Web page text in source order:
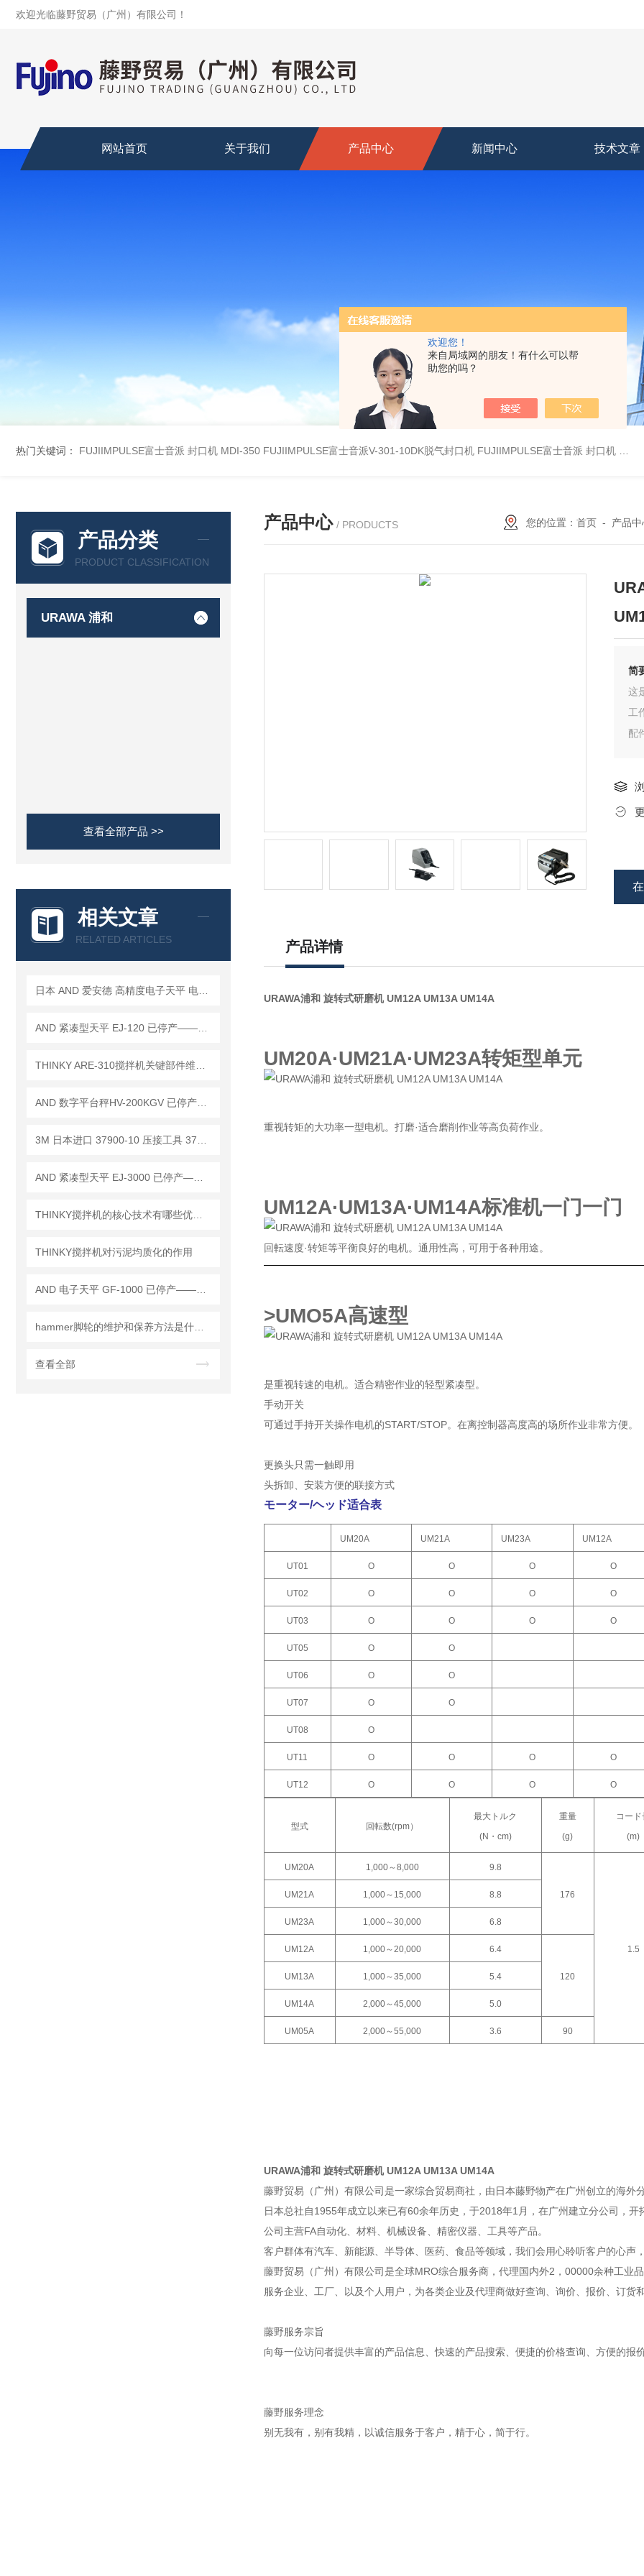
欢迎您！
来自局域网的朋友！有什么可以帮
助您的吗？
欢迎光临藤野贸易（广州）有限公司！
网站首页 关于我们 产品中心 新闻中心 技术文章
热门关键词： FUJIIMPULSE富士音派 封口机 MDI-350 FUJIIMPULSE富士音派V-301-10DK脱气封口机 FUJIIMPULSE富士音派 封口机 P-200
产品分类
PRODUCT CLASSIFICATION
URAWA 浦和
查看全部产品 >>
相关文章
RELATED ARTICLES
THINKY搅拌机对污泥均质化的作用
查看全部
产品中心 / PRODUCTS 您的位置： 首页- 产品中
简
这
工
配
产品详情
URAWA浦和 旋转式研磨机 UM12A UM13A UM14A
UM20A·UM21A·UM23A转矩型单元
重视转矩的大功率一型电机。打磨·适合磨削作业等高负荷作业。
UM12A·UM13A·UM14A标准机一门一门
回転速度·转矩等平衡良好的电机。通用性高，可用于各种用途。
>UMO5A高速型
是重视转速的电机。适合精密作业的轻型紧凑型。
手动开关
可通过手持开关操作电机的START/STOP。在离控制器高度高的场所作业非常方便。
更换头只需一触即用
头拆卸、安装方便的联接方式
モーター/ヘッド适合表
UM20A UM21A UM23A UM12A
UT01 Ο Ο Ο Ο
UT02 Ο Ο Ο Ο
UT03 Ο Ο Ο Ο
UT05 Ο Ο
UT06 Ο Ο
UT07 Ο Ο
UT08 Ο
UT11 Ο Ο Ο Ο
UT12 Ο Ο Ο Ο
型式 回転数(rpm）
最大トルク
(N・cm)
重量
(g)
コード
(m)
UM20A 1,000～8,000 9.8
176
1.5
UM21A 1,000～15,000 8.8
UM23A 1,000～30,000 6.8
UM12A 1,000～20,000 6.4
120
UM13A 1,000～35,000 5.4
UM14A 2,000～45,000 5.0
UM05A 2,000～55,000 3.6 90
URAWA浦和 旋转式研磨机 UM12A UM13A UM14A
藤野贸易（广州）有限公司是一家综合贸易商社，由日本藤野物产在广州创立的海外分
日本总社自1955年成立以来已有60余年历史，于2018年1月，在广州建立分公司，开
公司主营FA自动化、材料、机械设备、精密仪器、工具等产品。
客户群体有汽车、新能源、半导体、医药、食品等领域，我们会用心聆听客户的心声
藤野贸易（广州）有限公司是全球MRO综合服务商，代理国内外2，00000余种工业品
服务企业、工厂、以及个人用户，为各类企业及代理商做好查询、询价、报价、订货
藤野服务宗旨
向每一位访问者提供丰富的产品信息、快速的产品搜索、便捷的价格查询、方便的报
藤野服务理念
别无我有，别有我精，以诚信服务于客户，精于心，简于行。